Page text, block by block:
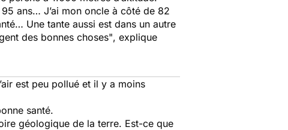
ans… J’ai mon oncle à côté de 82
Une tante aussi est dans un autre
des bonnes choses", explique
est peu pollué et il y a moins
santé.
géologique de la terre. Est-ce que